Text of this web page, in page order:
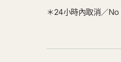
＊24小時內取消／